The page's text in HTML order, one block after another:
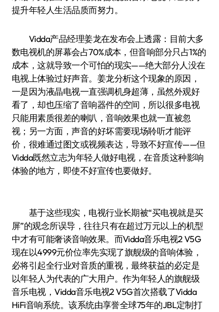
提升年轻人生活品质而努力。
Vidda产品经理姜龙在发布会上透露：目前大多
数电视机的屏幕会占70%成本，但音响部分只占1%的
成本，这就导致一个可怕的现实——绝大部分人没在
电视上体验过好声音。姜龙分析这个现象的原因，
一是因为液晶电视一直强调机身超薄，虽然外观好
看了，却也压缩了音响器件的空间，所以很多电视
只能用素质很差的喇叭，音响效果也就一直被忽
视；另一方面，声音的好坏需要现场聆听才能评
价，很难通过图文或视频表达，导致不好宣传——但
Vidda既然立志为年轻人做好电视，在音质这种影响
体验的地方，即使不好宣传也要做好。
基于这些现实，电视行业长期被“买电视就是买
屏”的观念所误导，往往只有在超过万元以上的机型
中才有可能奢谈音响效果。而Vidda音乐电视2 V5G
现在以4999元价位率先实现了旗舰级的音响体验，
必将引起全行业对音质的重视，最终获益的必定是
以年轻人为代表的广大用户。作为年轻人的旗舰级
音乐电视，Vidda音乐电视2 V5G首次搭载了Vidda
HiFi音响系统。该系统由享誉全球75年的JBL定制打